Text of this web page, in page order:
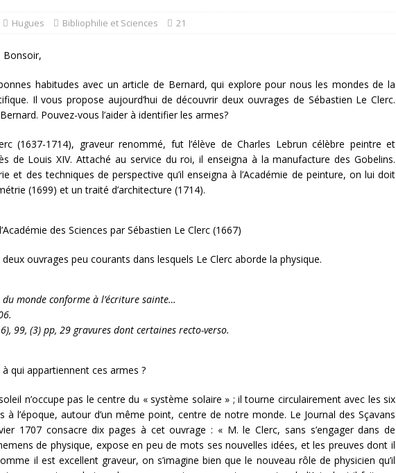
un livre
DOSSIERS CLINIQUES DE L'IGLI
Hugues Bibliophilie et Sciences 21
Bonsoir,
habitudes avec un article de Bernard, qui explore pour nous les mondes de la
Il vous propose aujourd’hui de découvrir deux ouvrages de Sébastien Le Clerc.
Pouvez-vous l’aider à identifier les armes?
(1637-1714), graveur renommé, fut l’élève de Charles Lebrun célèbre peintre et
de Louis XIV. Attaché au service du roi, il enseigna à la manufacture des Gobelins.
et des techniques de perspective qu’il enseigna à l’Académie de peinture, on lui doit
(1699) et un traité d’architecture (1714).
des Sciences par Sébastien Le Clerc (1667)
deux ouvrages peu courants dans lesquels Le Clerc aborde la physique.
du monde conforme à l’écriture sainte…
99, (3) pp, 29 gravures dont certaines recto-verso.
qui appartiennent ces armes ?
n’occupe pas le centre du « système solaire » ; il tourne circulairement avec les six
à l’époque, autour d’un même point, centre de notre monde. Le Journal des Sçavans
1707 consacre dix pages à cet ouvrage : « M. le Clerc, sans s’engager dans de
de physique, expose en peu de mots ses nouvelles idées, et les preuves dont il
il est excellent graveur, on s’imagine bien que le nouveau rôle de physicien qu’il